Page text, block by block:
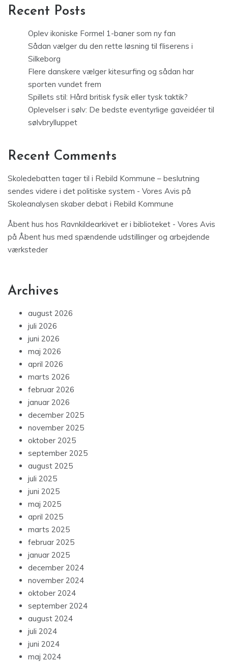
Recent Posts
Oplev ikoniske Formel 1-baner som ny fan
Sådan vælger du den rette løsning til fliserens i
Silkeborg
Flere danskere vælger kitesurfing og sådan har
sporten vundet frem
Spillets stil: Hård britisk fysik eller tysk taktik?
Oplevelser i sølv: De bedste eventyrlige gaveidéer til
sølvbrylluppet
Recent Comments
Skoledebatten tager til i Rebild Kommune – beslutning
sendes videre i det politiske system - Vores Avis på
Skoleanalysen skaber debat i Rebild Kommune
Åbent hus hos Ravnkildearkivet er i biblioteket - Vores Avis
på Åbent hus med spændende udstillinger og arbejdende
værksteder
Archives
august 2026
juli 2026
juni 2026
maj 2026
april 2026
marts 2026
februar 2026
januar 2026
december 2025
november 2025
oktober 2025
september 2025
august 2025
juli 2025
juni 2025
maj 2025
april 2025
marts 2025
februar 2025
januar 2025
december 2024
november 2024
oktober 2024
september 2024
august 2024
juli 2024
juni 2024
maj 2024